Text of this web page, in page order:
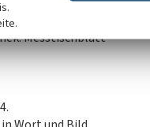
Messtischblatt